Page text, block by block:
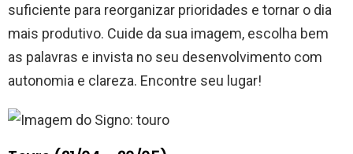
suficiente para reorganizar prioridades e tornar o dia
mais produtivo. Cuide da sua imagem, escolha bem
as palavras e invista no seu desenvolvimento com
autonomia e clareza. Encontre seu lugar!